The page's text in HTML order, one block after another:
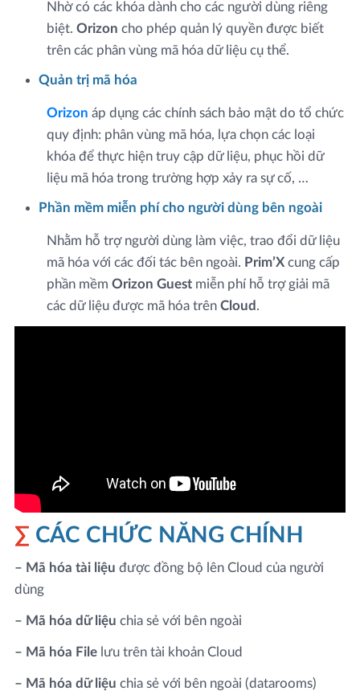
Nhờ có các khóa dành cho các người dùng riêng
biệt. Orizon cho phép quản lý quyền được biết
trên các phân vùng mã hóa dữ liệu cụ thể.
Quản trị mã hóa
Orizon áp dụng các chính sách bảo mật do tổ chức
quy định: phân vùng mã hóa, lựa chọn các loại
khóa để thực hiện truy cập dữ liệu, phục hồi dữ
liệu mã hóa trong trường hợp xảy ra sự cố, …
Phần mềm miễn phí cho người dùng bên ngoài
Nhằm hỗ trợ người dùng làm việc, trao đổi dữ liệu
mã hóa với các đối tác bên ngoài. Prim’X cung cấp
phần mềm Orizon Guest miễn phí hỗ trợ giải mã
các dữ liệu được mã hóa trên Cloud .
∑ CÁC CHỨC NĂNG CHÍNH
– Mã hóa tài liệu được đồng bộ lên Cloud của người
dùng
– Mã hóa dữ liệu chia sẻ với bên ngoài
– Mã hóa File lưu trên tài khoản Cloud
– Mã hóa dữ liệu chia sẻ với bên ngoài (datarooms)